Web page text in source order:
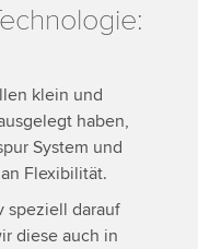
klein und
haben,
System und
Flexibilität.
speziell darauf
diese auch in